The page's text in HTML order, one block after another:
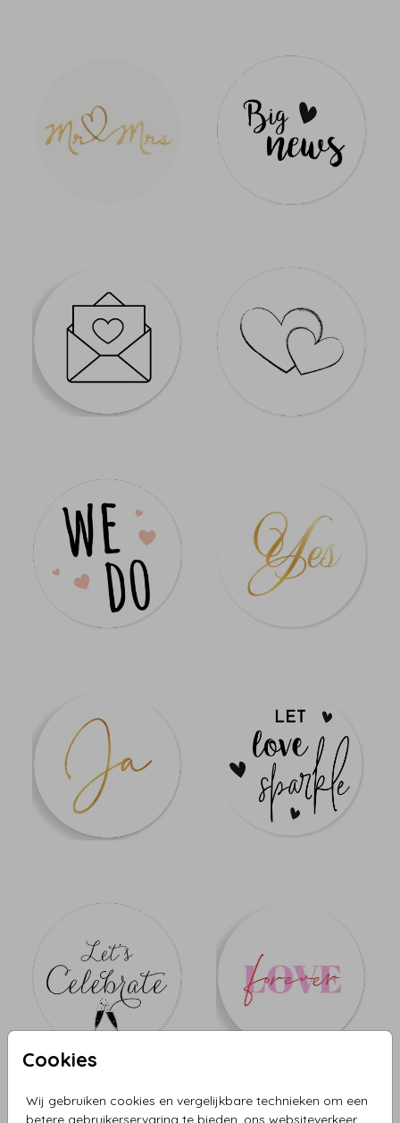
Cookies
Wij gebruiken cookies en vergelijkbare technieken om een
betere gebruikerservaring te bieden, ons websiteverkeer